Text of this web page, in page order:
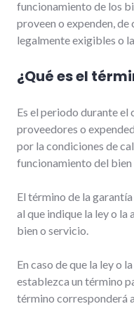
funcionamiento de los
proveen o expenden,
legalmente exigibles o
¿Qué es el
Es el periodo durante
proveedores o
por la condiciones de
funcionamiento del bien
El término de la
al que indique la ley o
bien o servicio.
En caso de que la ley o
establezca un término
término corresponderá